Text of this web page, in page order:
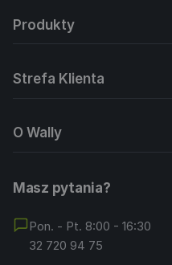
Produkty
Strefa Klienta
O Wally
Masz pytania?
Pon. - Pt. 8:00 - 16:30
32 720 94 75